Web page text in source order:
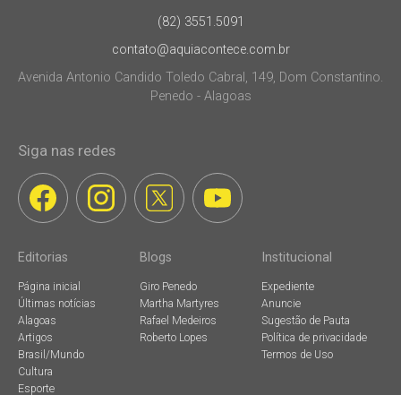
(82) 3551.5091
contato@aquiacontece.com.br
Avenida Antonio Candido Toledo Cabral, 149, Dom Constantino.
Penedo - Alagoas
Siga nas redes
Editorias
Página inicial
Últimas notícias
Alagoas
Artigos
Brasil/Mundo
Cultura
Esporte
Blogs
Giro Penedo
Martha Martyres
Rafael Medeiros
Roberto Lopes
Institucional
Expediente
Anuncie
Sugestão de Pauta
Política de privacidade
Termos de Uso